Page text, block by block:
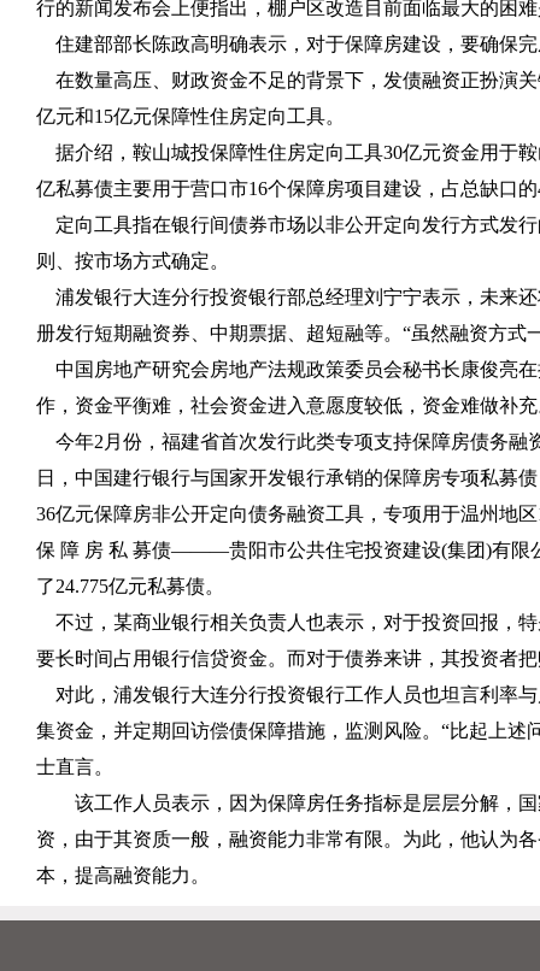
行的新闻发布会上便指出，棚户区改造目前面临最大的困
住建部部长陈政高明确表示，对于保障房建设，要确保
在数量高压、财政资金不足的背景下，发债融资正扮演
亿元和15亿元保障性住房定向工具。
据介绍，鞍山城投保障性住房定向工具30亿元资金用于
亿私募债主要用于营口市16个保障房项目建设，占总缺口的
定向工具指在银行间债券市场以非公开定向发行方式发
则、按市场方式确定。
浦发银行大连分行投资银行部总经理刘宁宁表示，未来
册发行短期融资券、中期票据、超短融等。“虽然融资方
中国房地产研究会房地产法规政策委员会秘书长康俊亮
作，资金平衡难，社会资金进入意愿度较低，资金难做补
今年2 月份，福建省首次发行此类专项支持保障房债务
日，中国建行银行与国家开发银行承销的保障房专项私募
36亿元保障房非公开定向债务融资工具，专项用于温州地区
保 障 房 私 募债———贵阳市公共住宅投资建设(集团)有限
了24.775亿元私募债。
不过，某商业银行相关负责人也表示，对于投资回报，
要长时间占用银行信贷资金。而对于债券来讲，其投资者
对此，浦发银行大连分行投资银行工作人员也坦言利率
集资金，并定期回访偿债保障措施，监测风险。“比起上
士直言。
该工作人员表示，因为保障房任务指标是层层分解，
资，由于其资质一般，融资能力非常有限。为此，他认为
本，提高融资能力。